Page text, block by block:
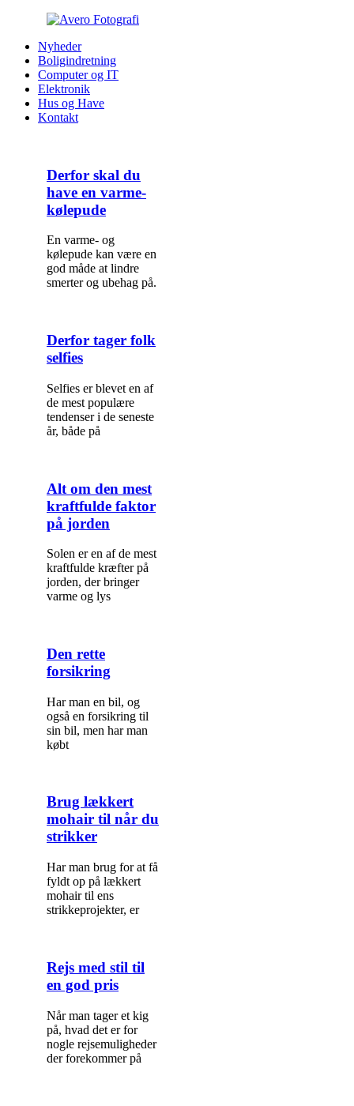
Nyheder
Boligindretning
Computer og IT
Elektronik
Hus og Have
Kontakt
Derfor skal du
have en varme-
kølepude
En varme- og
kølepude kan være en
god måde at lindre
smerter og ubehag på.
Derfor tager folk
selfies
Selfies er blevet en af
de mest populære
tendenser i de seneste
år, både på
Alt om den mest
kraftfulde faktor
på jorden
Solen er en af de mest
kraftfulde kræfter på
jorden, der bringer
varme og lys
Den rette
forsikring
Har man en bil, og
også en forsikring til
sin bil, men har man
købt
Brug lækkert
mohair til når du
strikker
Har man brug for at få
fyldt op på lækkert
mohair til ens
strikkeprojekter, er
Rejs med stil til
en god pris
Når man tager et kig
på, hvad det er for
nogle rejsemuligheder
der forekommer på